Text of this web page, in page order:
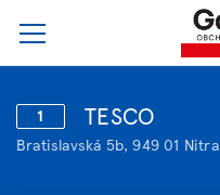
1 TESCO
Bratislavská 5b, 949 01 Nitra